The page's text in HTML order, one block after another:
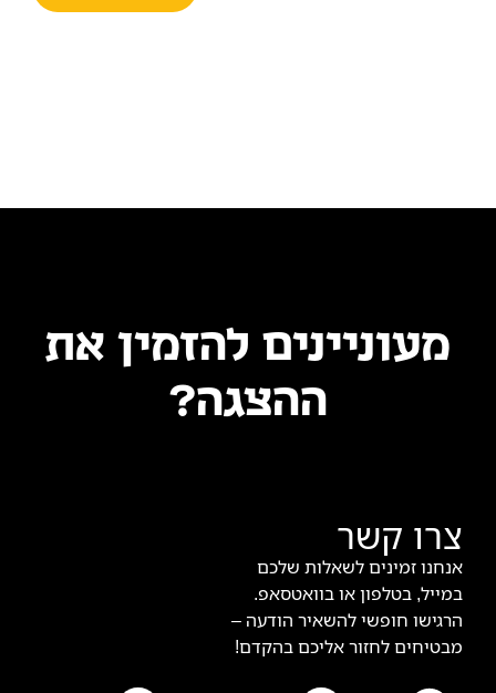
מעוניינים להזמין את
ההצגה?
צרו קשר
אנחנו זמינים לשאלות שלכם
במייל, בטלפון או בוואטסאפ.
הרגישו חופשי להשאיר הודעה –
מבטיחים לחזור אליכם בהקדם!